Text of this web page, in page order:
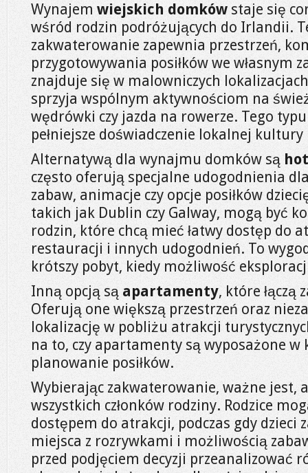
Wynajem wiejskich domków staje się
wśród rodzin podróżujących do Irlandii.
zakwaterowanie zapewnia przestrzeń,
przygotowywania posiłków we własnym
znajduje się w malowniczych
sprzyja wspólnym aktywnościom na
wędrówki czy jazda na rowerze. Tego
pełniejsze doświadczenie lokalnej
Alternatywą dla wynajmu domków są
często oferują specjalne udogodnienia
zabaw, animacje czy opcje posiłków
takich jak Dublin czy Galway, mogą być
rodzin, które chcą mieć łatwy dostęp do
restauracji i innych udogodnień. To
krótszy pobyt, kiedy możliwość
Inną opcją są apartamenty, które łączą
Oferują one większą przestrzeń oraz
lokalizację w pobliżu atrakcji
na to, czy apartamenty są wyposażone w
planowanie posiłków.
Wybierając zakwaterowanie, ważne jest,
wszystkich członków rodziny. Rodzice
dostępem do atrakcji, podczas gdy dzieci
miejsca z rozrywkami i możliwością
przed podjęciem decyzji przeanalizować